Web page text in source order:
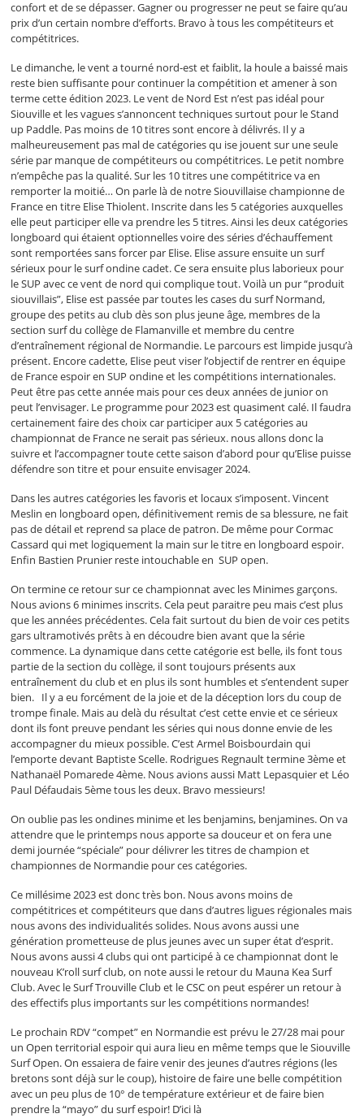
confort et de se dépasser. Gagner ou progresser ne peut se faire qu’au
prix d’un certain nombre d’efforts. Bravo à tous les compétiteurs et
compétitrices.
Le dimanche, le vent a tourné nord-est et faiblit, la houle a baissé mais
reste bien suffisante pour continuer la compétition et amener à son
terme cette édition 2023. Le vent de Nord Est n’est pas idéal pour
Siouville et les vagues s’annoncent techniques surtout pour le Stand
up Paddle. Pas moins de 10 titres sont encore à délivrés. Il y a
malheureusement pas mal de catégories qu ise jouent sur une seule
série par manque de compétiteurs ou compétitrices. Le petit nombre
n’empêche pas la qualité. Sur les 10 titres une compétitrice va en
remporter la moitié… On parle là de notre Siouvillaise championne de
France en titre Elise Thiolent. Inscrite dans les 5 catégories auxquelles
elle peut participer elle va prendre les 5 titres. Ainsi les deux catégories
longboard qui étaient optionnelles voire des séries d’échauffement
sont remportées sans forcer par Elise. Elise assure ensuite un surf
sérieux pour le surf ondine cadet. Ce sera ensuite plus laborieux pour
le SUP avec ce vent de nord qui complique tout. Voilà un pur “produit
siouvillais”, Elise est passée par toutes les cases du surf Normand,
groupe des petits au club dès son plus jeune âge, membres de la
section surf du collège de Flamanville et membre du centre
d’entraînement régional de Normandie. Le parcours est limpide jusqu’à
présent. Encore cadette, Elise peut viser l’objectif de rentrer en équipe
de France espoir en SUP ondine et les compétitions internationales.
Peut être pas cette année mais pour ces deux années de junior on
peut l’envisager. Le programme pour 2023 est quasiment calé. Il faudra
certainement faire des choix car participer aux 5 catégories au
championnat de France ne serait pas sérieux. nous allons donc la
suivre et l’accompagner toute cette saison d’abord pour qu’Elise puisse
défendre son titre et pour ensuite envisager 2024.
Dans les autres catégories les favoris et locaux s’imposent. Vincent
Meslin en longboard open, définitivement remis de sa blessure, ne fait
pas de détail et reprend sa place de patron. De même pour Cormac
Cassard qui met logiquement la main sur le titre en longboard espoir.
Enfin Bastien Prunier reste intouchable en SUP open.
On termine ce retour sur ce championnat avec les Minimes garçons.
Nous avions 6 minimes inscrits. Cela peut paraitre peu mais c’est plus
que les années précédentes. Cela fait surtout du bien de voir ces petits
gars ultramotivés prêts à en découdre bien avant que la série
commence. La dynamique dans cette catégorie est belle, ils font tous
partie de la section du collège, il sont toujours présents aux
entraînement du club et en plus ils sont humbles et s’entendent super
bien. Il y a eu forcément de la joie et de la déception lors du coup de
trompe finale. Mais au delà du résultat c’est cette envie et ce sérieux
dont ils font preuve pendant les séries qui nous donne envie de les
accompagner du mieux possible. C’est Armel Boisbourdain qui
l’emporte devant Baptiste Scelle. Rodrigues Regnault termine 3ème et
Nathanaël Pomarede 4ème. Nous avions aussi Matt Lepasquier et Léo
Paul Défaudais 5ème tous les deux. Bravo messieurs!
On oublie pas les ondines minime et les benjamins, benjamines. On va
attendre que le printemps nous apporte sa douceur et on fera une
demi journée “spéciale” pour délivrer les titres de champion et
championnes de Normandie pour ces catégories.
Ce millésime 2023 est donc très bon. Nous avons moins de
compétitrices et compétiteurs que dans d’autres ligues régionales mais
nous avons des individualités solides. Nous avons aussi une
génération prometteuse de plus jeunes avec un super état d’esprit.
Nous avons aussi 4 clubs qui ont participé à ce championnat dont le
nouveau K’roll surf club, on note aussi le retour du Mauna Kea Surf
Club. Avec le Surf Trouville Club et le CSC on peut espérer un retour à
des effectifs plus importants sur les compétitions normandes!
Le prochain RDV “compet” en Normandie est prévu le 27/28 mai pour
un Open territorial espoir qui aura lieu en même temps que le Siouville
Surf Open. On essaiera de faire venir des jeunes d’autres régions (les
bretons sont déjà sur le coup), histoire de faire une belle compétition
avec un peu plus de 10° de température extérieur et de faire bien
prendre la “mayo” du surf espoir! D’ici là